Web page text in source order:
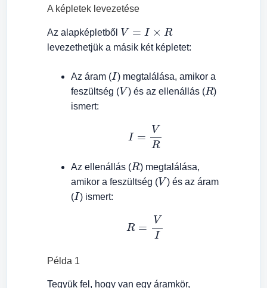
A képletek levezetése
Az alapképletből
V= R
levezethetjük a másik két képletet:
Az áram (
I
) megtalálása, amikor a
feszültség (
V
) és az ellenállás (
R
)
ismert:
R
Az ellenállás (
R
) megtalálása,
amikor a feszültség (
V
) és az áram
(
I
) ismert:
VI
Példa 1
Tegyük fel, hogy van egy áramkör,